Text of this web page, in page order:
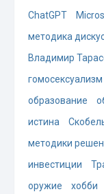
ChatGPT
методика
Владимир
гомосексуализм
образование
истина
методики
инвестиции
оружие
хобби